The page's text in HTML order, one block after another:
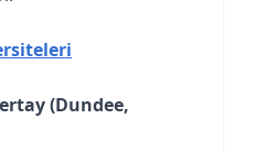
(Dundee,